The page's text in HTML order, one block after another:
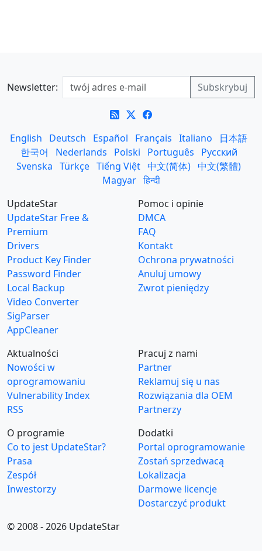
Newsletter:
English Deutsch Español Français Italiano
日本語
한국어
Nederlands Polski Português
Русский
Svenska Türkçe Tiếng Việt 中文(简体) 中文(繁體)
Magyar हिन्दी
UpdateStar
UpdateStar Free &
Premium
Drivers
Product Key Finder
Password Finder
Local Backup
Video Converter
SigParser
AppCleaner
Pomoc i opinie
DMCA
FAQ
Kontakt
Ochrona prywatności
Anuluj umowy
Zwrot pieniędzy
Aktualności
Nowości w
oprogramowaniu
Vulnerability Index
RSS
Pracuj z nami
Partner
Reklamuj się u nas
Rozwiązania dla OEM
Partnerzy
O programie
Co to jest UpdateStar?
Prasa
Zespół
Inwestorzy
Dodatki
Portal oprogramowanie
Zostań sprzedwacą
Lokalizacja
Darmowe licencje
Dostarczyć produkt
© 2008 - 2026 UpdateStar